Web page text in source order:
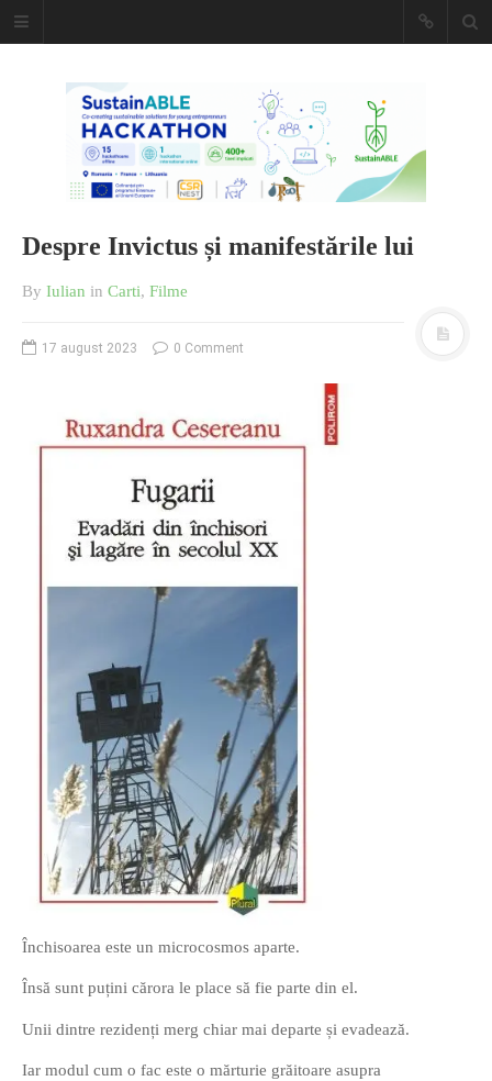
Caiet de
insemnari
DESCARCĂ!
O poveste in care sexul se
confunda cu dragostea,
cinismul cu idealismul si
poezia cu umorul.
DESCARCĂ!
Despre Invictus și manifestările lui
By Iulian in Carti, Filme
17 august 2023 0 Comment
Închisoarea este un microcosmos aparte.
Însă sunt puțini cărora le place să fie parte din el.
Unii dintre rezidenți merg chiar mai departe și evadează.
Iar modul cum o fac este o mărturie grăitoare asupra